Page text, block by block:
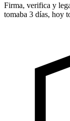
Firma, verifica y
tomaba 3 días, hoy